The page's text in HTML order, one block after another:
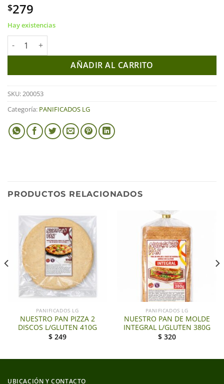
$279
Hay existencias
NUESTRO PAN DE MOLDE L/GLUTEN 380G cantidad
AÑADIR AL CARRITO
SKU:200053
Categoría: PANIFICADOS LG
PRODUCTOS RELACIONADOS
PANIFICADOS LG
NUESTRO PAN PIZZA 2
DISCOS L/GLUTEN 410G
$ 249
PANIFICADOS LG
NUESTRO PAN DE MOLDE
INTEGRAL L/GLUTEN 380G
$ 320
UBICACIÓN Y CONTACTO